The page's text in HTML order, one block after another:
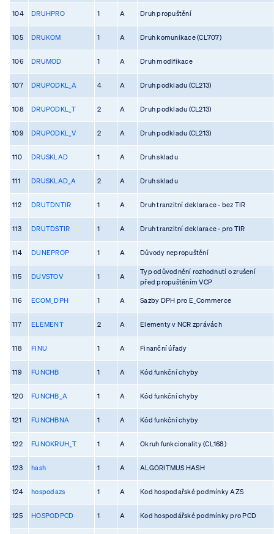
104 DRUHPRO 1 A Druh propuštění
105 DRUKOM 1 A Druh komunikace (CL707)
106 DRUMOD 1 A Druh modifikace
107 DRUPODKL_A 4 A Druh podkladu (CL213)
108 DRUPODKL_T 2 A Druh podkladu (CL213)
109 DRUPODKL_V 2 A Druh podkladu (CL213)
110 DRUSKLAD 1 A Druh skladu
111 DRUSKLAD_A 2 A Druh skladu
112 DRUTDNTIR 1 A Druh tranzitní deklarace - bez TIR
113 DRUTDSTIR 1 A Druh tranzitní deklarace - pro TIR
114 DUNEPROP 1 A Důvody nepropuštění
115 DUVSTOV 1 A
Typ odůvodnění rozhodnutí o zrušení
před propuštěním VCP
116 ECOM_DPH 1 A Sazby DPH pro E_Commerce
117 ELEMENT 2 A Elementy v NCR zprávách
118 FINU 1 A Finanční úřady
119 FUNCHB 1 A Kód funkční chyby
120 FUNCHB_A 1 A Kód funkční chyby
121 FUNCHBNA 1 A Kód funkční chyby
122 FUNOKRUH_T 1 A Okruh funkcionality (CL168)
123 hash 1 A ALGORITMUS HASH
124 hospodazs 1 A Kod hospodařské podmínky AZS
125 HOSPODPCD 1 A Kod hospodářské podmínky pro PCD